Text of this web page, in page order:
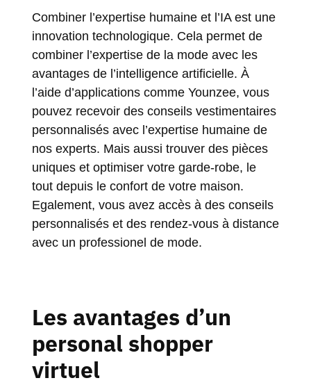
Combiner l’expertise humaine et l’IA est une
innovation technologique. Cela permet de
combiner l’expertise de la mode avec les
avantages de l’intelligence artificielle. À
l’aide d’applications comme Younzee, vous
pouvez recevoir des conseils vestimentaires
personnalisés avec l’expertise humaine de
nos experts. Mais aussi trouver des pièces
uniques et optimiser votre garde-robe, le
tout depuis le confort de votre maison.
Egalement, vous avez accès à des conseils
personnalisés et des rendez-vous à distance
avec un professionel de mode.
Les avantages d’un
personal shopper
virtuel